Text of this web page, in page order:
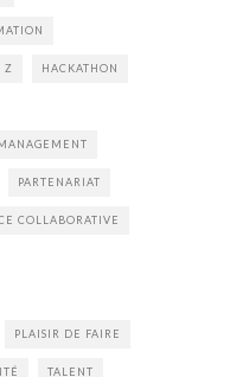
Z HACKATHON
PARTENARIAT
COLLABORATIVE
PLAISIR DE FAIRE
TALENT